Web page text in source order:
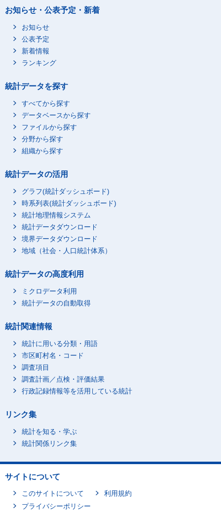
お知らせ・公表予定・新着
お知らせ
公表予定
新着情報
ランキング
統計データを探す
すべてから探す
データベースから探す
ファイルから探す
分野から探す
組織から探す
統計データの活用
グラフ(統計ダッシュボード)
時系列表(統計ダッシュボード)
統計地理情報システム
統計データダウンロード
境界データダウンロード
地域（社会・人口統計体系）
統計データの高度利用
ミクロデータ利用
統計データの自動取得
統計関連情報
統計に用いる分類・用語
市区町村名・コード
調査項目
調査計画／点検・評価結果
行政記録情報等を活用している統計
リンク集
統計を知る・学ぶ
統計関係リンク集
サイトについて
このサイトについて
利用規約
プライバシーポリシー